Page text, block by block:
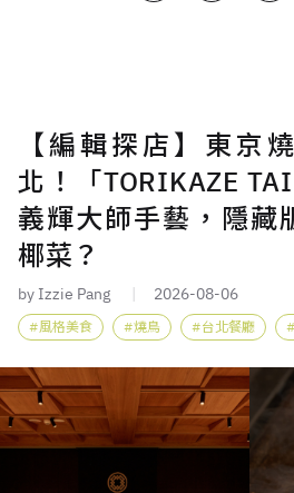
【編輯探店】東京
北！「TORIKAZE
義輝大師手藝，隱藏
椰菜？
by Izzie Pang 2026-08-06
風格美食 燒鳥 台北餐廳